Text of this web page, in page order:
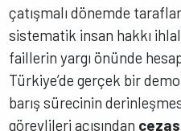
çatışmalı dönemde
sistematik insan hakkı
faillerin yargı önünde
Türkiye’de gerçek bir
barış sürecinin
görevlileri açısından